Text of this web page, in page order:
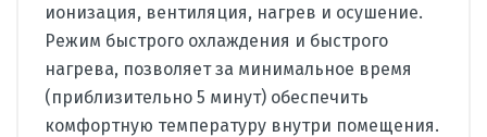
ионизация, вентиляция, нагрев и осушение.
Режим быстрого охлаждения и быстрого
нагрева, позволяет за минимальное время
(приблизительно 5 минут) обеспечить
комфортную температуру внутри помещения.